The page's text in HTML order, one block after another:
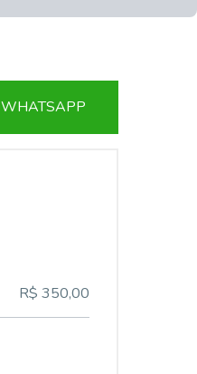
WHATSAPP
R$ 350,00